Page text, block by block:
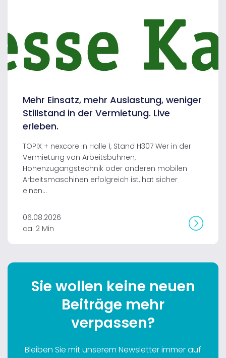
Mehr Einsatz, mehr Auslastung, weniger
Stillstand in der Vermietung. Live
erleben.
TOPIX + nexcore in Halle 1, Stand H307 Wer in der
Vermietung von Arbeitsbühnen,
Höhenzugangstechnik oder anderen mobilen
Arbeitsmaschinen erfolgreich ist, hat sicher
einen...
06.08.2026
ca. 2 Min
Sie wollen keine neuen
Beiträge mehr
verpassen?
Bleiben Sie mit unserem Newsletter immer auf